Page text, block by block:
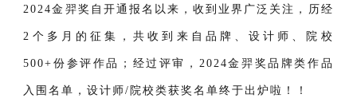
2024金羿奖自开通报名以来，收到业界广泛关注，历经
2个多月的征集，共收到来自品牌、设计师、院校
500+份参评作品；经过评审，2024金羿奖品牌类作品
入围名单，设计师/院校类获奖名单终于出炉啦！！